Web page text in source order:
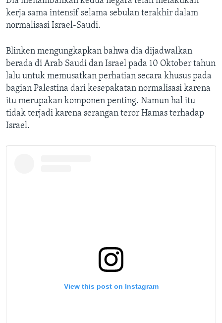
kerja sama intensif selama sebulan terakhir dalam
normalisasi Israel-Saudi.
Blinken mengungkapkan bahwa dia dijadwalkan
berada di Arab Saudi dan Israel pada 10 Oktober tahun
lalu untuk memusatkan perhatian secara khusus pada
bagian Palestina dari kesepakatan normalisasi karena
itu merupakan komponen penting. Namun hal itu
tidak terjadi karena serangan teror Hamas terhadap
Israel.